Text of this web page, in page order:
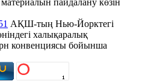
пайдалану көзін
АҚШ-тың Нью-Йорктегі
халықаралық
конвенциясы бойынша